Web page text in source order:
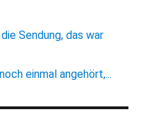
Sendung, das war
einmal angehört,...